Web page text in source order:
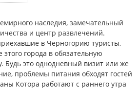
наследия, замечательный
и центр развлечений.
в Черногорию туристы,
города в обязательную
Будь это однодневный визит или же
проблемы питания обходят гостей
Котора работают с раннего утра